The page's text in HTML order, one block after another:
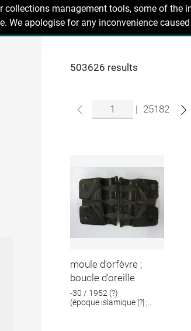
collections management tools, some of
We apologise for any inconvenience
503626 results
| 25182
moule d'orfèvre ;
boucle d'oreille
-30 / 1952 (?)
(époque islamique [?] ;